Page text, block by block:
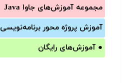
مجموعه آموزش‌های جاوا Java
آموزش‌ پروژه محور برنامه‌نویسی
● آموزش‌های رایگان